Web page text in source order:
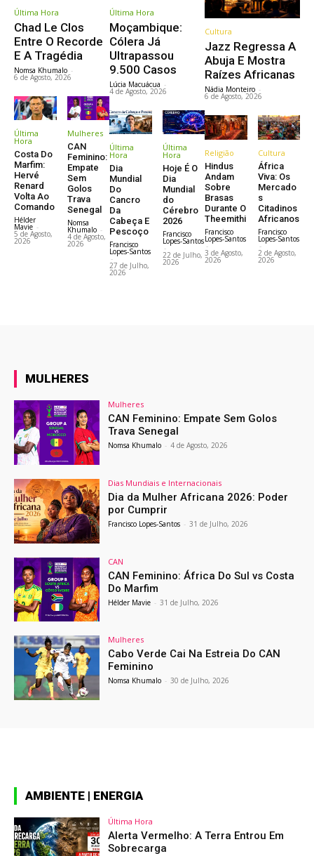
Última Hora
Chad Le Clos
Entre O Recorde
E A Tragédia
Nomsa Khumalo -
6 de Agosto, 2026
Última
Hora
Costa Do
Marfim:
Hervé
Renard
Volta Ao
Comando
Hélder
Mavie -
5 de Agosto,
2026
Mulheres
CAN
Feminino:
Empate
Sem
Golos
Trava
Senegal
Nomsa
Khumalo -
4 de Agosto,
2026
Última Hora
Moçambique:
Cólera Já
Ultrapassou
9.500 Casos
Lúcia Macuácua -
4 de Agosto, 2026
Última
Hora
Dia
Mundial
Do
Cancro
Da
Cabeça E
Pescoço
Francisco
Lopes-Santos
-
27 de Julho,
2026
Última
Hora
Hoje É O
Dia
Mundial
do
Cérebro
2026
Francisco
Lopes-Santos
-
22 de Julho,
2026
Cultura
Jazz Regressa A
Abuja E Mostra
Raízes Africanas
Nádia Monteiro -
6 de Agosto, 2026
Religião
Hindus
Andam
Sobre
Brasas
Durante O
Theemithi
Francisco
Lopes-Santos
-
3 de Agosto,
2026
Cultura
África
Viva: Os
Mercado
s
Citadinos
Africanos
Francisco
Lopes-Santos
-
2 de Agosto,
2026
MULHERES
Mulheres
CAN Feminino: Empate Sem Golos
Trava Senegal
Nomsa Khumalo - 4 de Agosto, 2026
Dias Mundiais e Internacionais
Dia da Mulher Africana 2026: Poder
por Cumprir
Francisco Lopes-Santos - 31 de Julho, 2026
CAN
CAN Feminino: África Do Sul vs Costa
Do Marfim
Hélder Mavie - 31 de Julho, 2026
Mulheres
Cabo Verde Cai Na Estreia Do CAN
Feminino
Nomsa Khumalo - 30 de Julho, 2026
AMBIENTE | ENERGIA
Última Hora
Alerta Vermelho: A Terra Entrou Em
Sobrecarga